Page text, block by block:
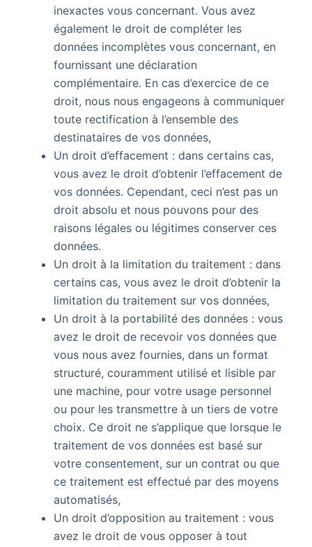
inexactes vous concernant. Vous avez
également le droit de compléter les
données incomplètes vous concernant, en
fournissant une déclaration
complémentaire. En cas d’exercice de ce
droit, nous nous engageons à communiquer
toute rectification à l’ensemble des
destinataires de vos données,
Un droit d’effacement : dans certains cas,
vous avez le droit d’obtenir l’effacement de
vos données. Cependant, ceci n’est pas un
droit absolu et nous pouvons pour des
raisons légales ou légitimes conserver ces
données.
Un droit à la limitation du traitement : dans
certains cas, vous avez le droit d’obtenir la
limitation du traitement sur vos données,
Un droit à la portabilité des données : vous
avez le droit de recevoir vos données que
vous nous avez fournies, dans un format
structuré, couramment utilisé et lisible par
une machine, pour votre usage personnel
ou pour les transmettre à un tiers de votre
choix. Ce droit ne s’applique que lorsque le
traitement de vos données est basé sur
votre consentement, sur un contrat ou que
ce traitement est effectué par des moyens
automatisés,
Un droit d’opposition au traitement : vous
avez le droit de vous opposer à tout